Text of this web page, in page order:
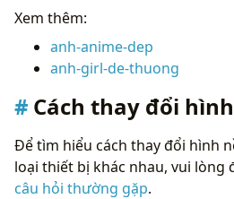
Xem thêm:
anh-anime-dep
anh-girl-de-thuong
Cách thay đổi
Để tìm hiểu cách thay đổi hình
loại thiết bị khác nhau, vui lòng
câu hỏi thường gặp.